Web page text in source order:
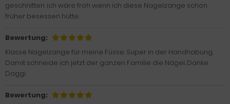
geschnitten. ich wäre froh wenn ich diese Nagelzange schon
früher besessen hütte.
Bewertung:
Klasse Nagelzange für meine Füsse. Super in der Handhabung.
Damit schneide ich jetzt der ganzen Familie die Nägel. Danke
Daggi
Bewertung: